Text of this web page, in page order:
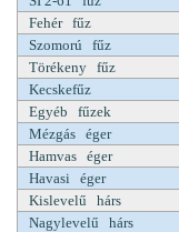
Fehér fűz
Szomorú fűz
Törékeny fűz
Kecskefűz
Egyéb fűzek
Mézgás éger
Hamvas éger
Havasi éger
Kislevelű hárs
Nagylevelű hárs